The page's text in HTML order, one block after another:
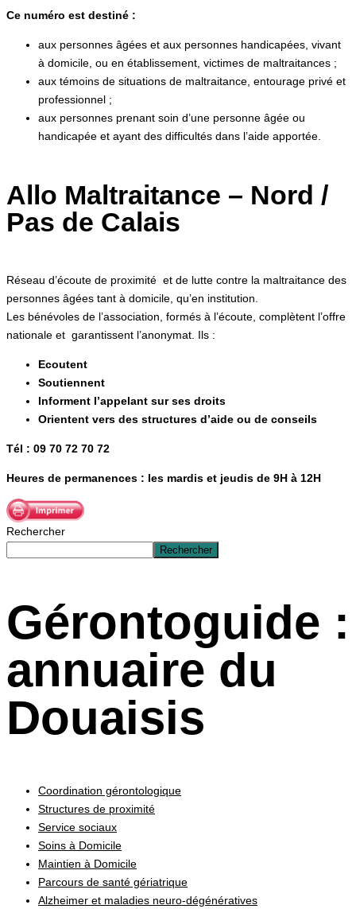
Ce numéro est destiné :
aux personnes âgées et aux personnes handicapées, vivant
à domicile, ou en établissement, victimes de maltraitances ;
aux témoins de situations de maltraitance, entourage privé et
professionnel ;
aux personnes prenant soin d’une personne âgée ou
handicapée et ayant des difficultés dans l’aide apportée.
Allo Maltraitance – Nord /
Pas de Calais
Réseau d’écoute de proximité et de lutte contre la maltraitance des
personnes âgées tant à domicile, qu’en institution.
Les bénévoles de l’association, formés à l’écoute, complètent l’offre
nationale et garantissent l’anonymat. Ils :
Ecoutent
Soutiennent
Informent l’appelant sur ses droits
Orientent vers des structures d’aide ou de conseils
Tél : 09 70 72 70 72
Heures de permanences : les mardis et jeudis de 9H à 12H
Rechercher
Rechercher
Gérontoguide :
annuaire du
Douaisis
Coordination gérontologique
Structures de proximité
Service sociaux
Soins à Domicile
Maintien à Domicile
Parcours de santé gériatrique
Alzheimer et maladies neuro-dégénératives